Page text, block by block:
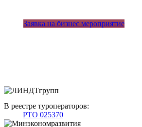
Заявка на бизнес мероприятие
В реестре туроператоров:
РТО 025370